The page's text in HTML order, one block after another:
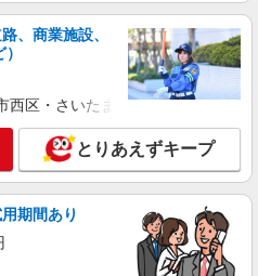
、商業施設、
西区・さいたま市岩槻区・久喜市・
とりあえずキープ
期間あり